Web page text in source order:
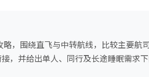
，围绕直飞与中转航线，比较主要航
，并给出单人、同行及长途睡眠需求